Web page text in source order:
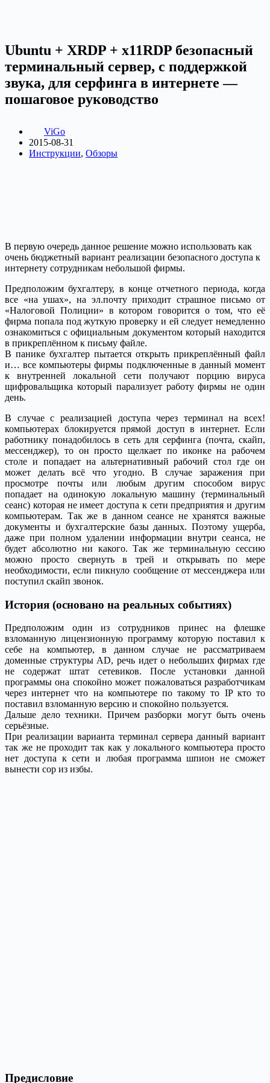
Ubuntu + XRDP + x11RDP безопасный
терминальный сервер, с поддержкой
звука, для серфинга в интернете —
пошаговое руководство
ViGo
2015-08-31
Инструкции, Обзоры
В первую очередь данное решение можно использовать как
очень бюджетный вариант реализации безопасного доступа к
интернету сотрудникам небольшой фирмы.
Предположим бухгалтеру, в конце отчетного периода, когда
все «на ушах», на эл.почту приходит страшное письмо от
«Налоговой Полиции» в котором говорится о том, что её
фирма попала под жуткую проверку и ей следует немедленно
ознакомиться с официальным документом который находится
в прикреплённом к письму файле.
В панике бухгалтер пытается открыть прикреплённый файл
и… все компьютеры фирмы подключенные в данный момент
к внутренней локальной сети получают порцию вируса
щифровальщика который парализует работу фирмы не один
день.
В случае с реализацией доступа через терминал на всех!
компьютерах блокируется прямой доступ в интернет. Если
работнику понадобилось в сеть для серфинга (почта, скайп,
мессенджер), то он просто щелкает по иконке на рабочем
столе и попадает на альтернативный рабочий стол где он
может делать всё что угодно. В случае заражения при
просмотре почты или любым другим способом вирус
попадает на одинокую локальную машину (терминальный
сеанс) которая не имеет доступа к сети предприятия и другим
компьютерам. Так же в данном сеансе не хранятся важные
документы и бухгалтерские базы данных. Поэтому ущерба,
даже при полном удалении информации внутри сеанса, не
будет абсолютно ни какого. Так же терминальную сессию
можно просто свернуть в трей и открывать по мере
необходимости, если пикнуло сообщение от мессенджера или
поступил скайп звонок.
История (основано на реальных событиях)
Предположим один из сотрудников принес на флешке
взломанную лицензионную программу которую поставил к
себе на компьютер, в данном случае не рассматриваем
доменные структуры AD, речь идет о небольших фирмах где
не содержат штат сетевиков. После установки данной
программы она спокойно может пожаловаться разработчикам
через интернет что на компьютере по такому то IP кто то
поставил взломанную версию и спокойно пользуется.
Дальше дело техники. Причем разборки могут быть очень
серьёзные.
При реализации варианта терминал сервера данный вариант
так же не проходит так как у локального компьютера просто
нет доступа к сети и любая программа шпион не сможет
вынести сор из избы.
Предисловие